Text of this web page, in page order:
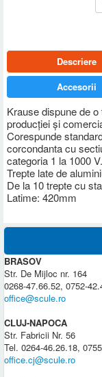
Descriere
Krause dispune de
producţiei şi
Corespunde
corcondanta cu
categoria 1 la 1000 V.
Trepte late de
De la 10 trepte cu
Latime: 420mm
Accesorii
BRASOV
Str. De Mijloc nr. 164
0268-47.66.52, 0752-
office@scule.ro
CLUJ-NAPOCA
Str. Fabricii Nr. 56
Tel. 0264-46.26.18,
office.cj@scule.ro